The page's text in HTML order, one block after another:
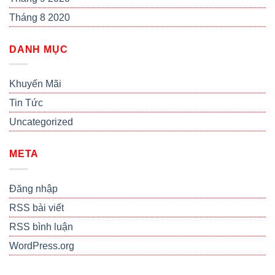
Tháng 8 2020
DANH MỤC
Khuyến Mãi
Tin Tức
Uncategorized
META
Đăng nhập
RSS bài viết
RSS bình luận
WordPress.org